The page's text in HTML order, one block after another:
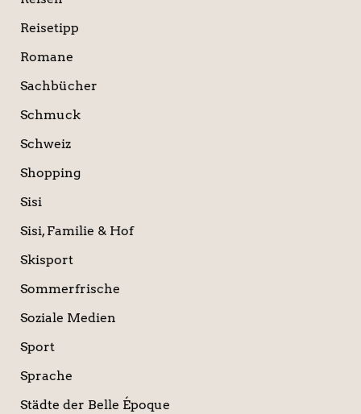
Reisetipp
Romane
Sachbücher
Schmuck
Schweiz
Shopping
Sisi
Sisi, Familie & Hof
Skisport
Sommerfrische
Soziale Medien
Sport
Sprache
Städte der Belle Époque